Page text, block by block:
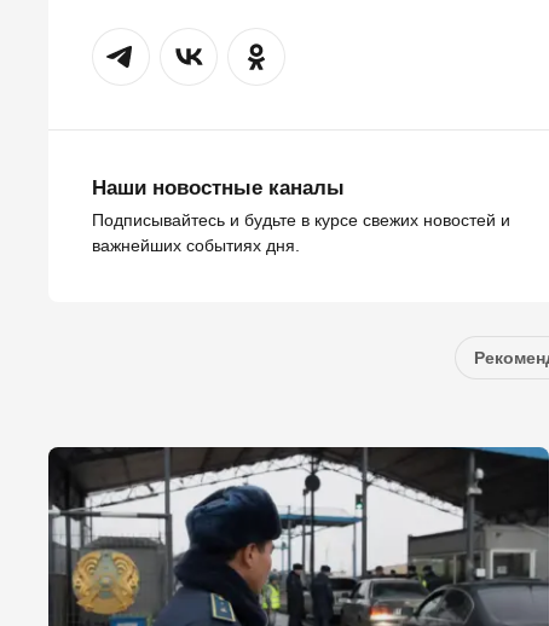
Наши новостные каналы
Подписывайтесь и будьте в курсе свежих новостей и
важнейших событиях дня.